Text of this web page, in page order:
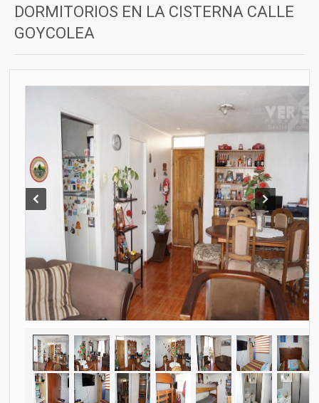
DORMITORIOS EN LA CISTERNA CALLE
GOYCOLEA
Next